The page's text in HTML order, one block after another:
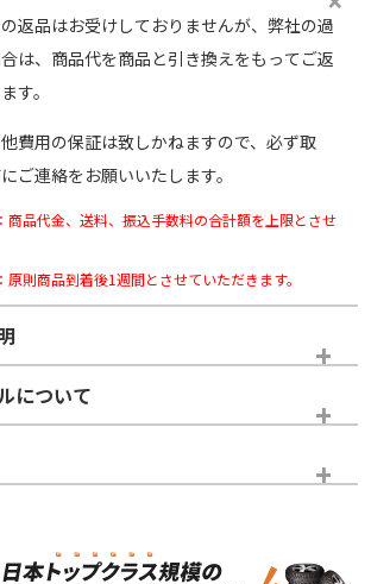
返品はお受けしておりませんが、弊社の過
は、商品代を商品と引き換えをもってご返
す。
費用の保証は致しかねますので、必ず取
ご連絡をお願いいたします。
品代金、送料、振込手数料の合計額を上限とさせ
則商品到着後1週間とさせていただきます。
者の主観により判断しておりますので、あら
かじめご了承ください。
ク
について
ホイールセット